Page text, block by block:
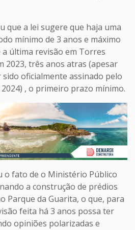
que a lei sugere que haja uma
mínimo de 3 anos e máximo
a última revisão em Torres
2023, três anos atras (apesar
oficialmente assinado pelo
, o primeiro prazo mínimo.
o fato de o Ministério Público
a construção de prédios
Parque da Guarita, o que, para
feita há 3 anos possa ter
opiniões polarizadas e